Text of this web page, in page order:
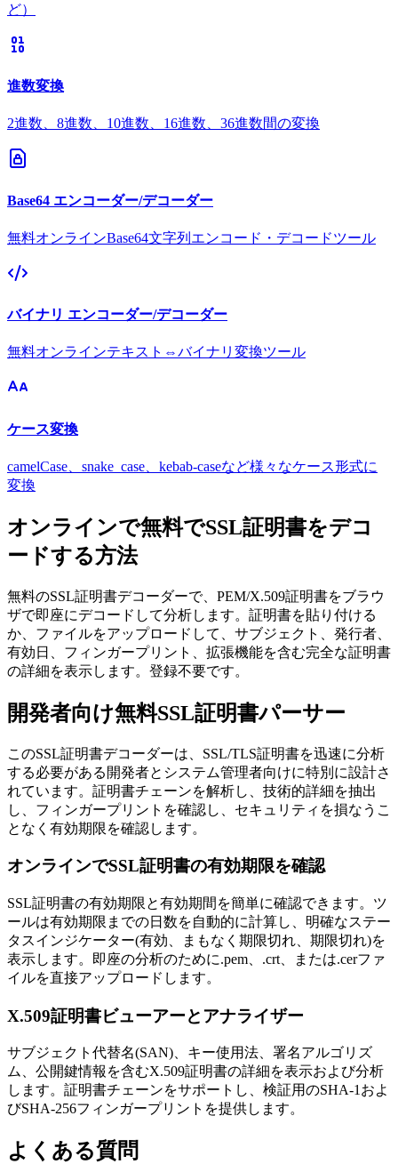
ど）
進数変換
2進数、8進数、10進数、16進数、36進数間の変換
Base64 エンコーダー/デコーダー
無料オンラインBase64文字列エンコード・デコードツール
バイナリ エンコーダー/デコーダー
無料オンラインテキスト⇔バイナリ変換ツール
ケース変換
camelCase、snake_case、kebab-caseなど様々なケース形式に
変換
オンラインで無料でSSL証明書をデコ
ードする方法
無料のSSL証明書デコーダーで、PEM/X.509証明書をブラウ
ザで即座にデコードして分析します。証明書を貼り付ける
か、ファイルをアップロードして、サブジェクト、発行者、
有効日、フィンガープリント、拡張機能を含む完全な証明書
の詳細を表示します。登録不要です。
開発者向け無料SSL証明書パーサー
このSSL証明書デコーダーは、SSL/TLS証明書を迅速に分析
する必要がある開発者とシステム管理者向けに特別に設計さ
れています。証明書チェーンを解析し、技術的詳細を抽出
し、フィンガープリントを確認し、セキュリティを損なうこ
となく有効期限を確認します。
オンラインでSSL証明書の有効期限を確認
SSL証明書の有効期限と有効期間を簡単に確認できます。ツ
ールは有効期限までの日数を自動的に計算し、明確なステー
タスインジケーター(有効、まもなく期限切れ、期限切れ)を
表示します。即座の分析のために.pem、.crt、または.cerファ
イルを直接アップロードします。
X.509証明書ビューアーとアナライザー
サブジェクト代替名(SAN)、キー使用法、署名アルゴリズ
ム、公開鍵情報を含むX.509証明書の詳細を表示および分析
します。証明書チェーンをサポートし、検証用のSHA-1およ
びSHA-256フィンガープリントを提供します。
よくある質問